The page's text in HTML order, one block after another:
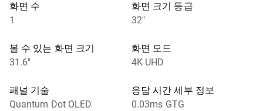
화면 수
1
화면 크기 등급
32"
볼 수 있는 화면 크기
31.6"
화면 모드
4K UHD
패널 기술
Quantum Dot OLED
응답 시간 세부 정보
0.03ms GTG